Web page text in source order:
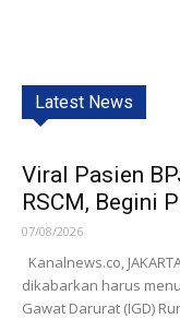
Latest News
Viral Pasien
RSCM, Begini
07/08/2026
Kanalnews.co,
dikabarkan harus
Gawat Darurat (IGD)